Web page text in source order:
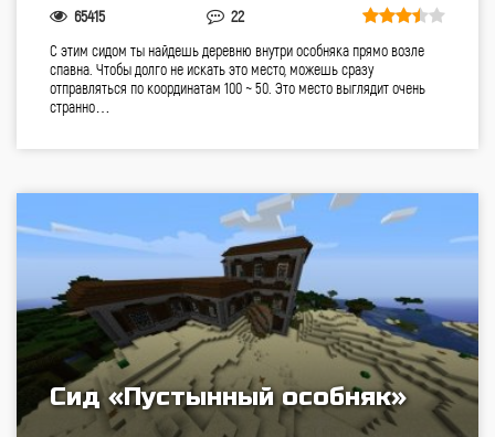
65415 22
С этим сидом ты найдешь деревню внутри особняка прямо возле
спавна. Чтобы долго не искать это место, можешь сразу
отправляться по координатам 100 ~ 50. Это место выглядит очень
странно…
Сид «Пустынный особняк»